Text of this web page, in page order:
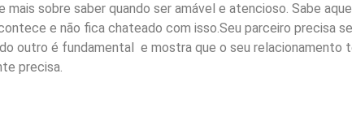
mais sobre saber quando ser amável e atencioso. Sabe
e não fica chateado com isso.Seu parceiro precisa
outro é fundamental e mostra que o seu
precisa.